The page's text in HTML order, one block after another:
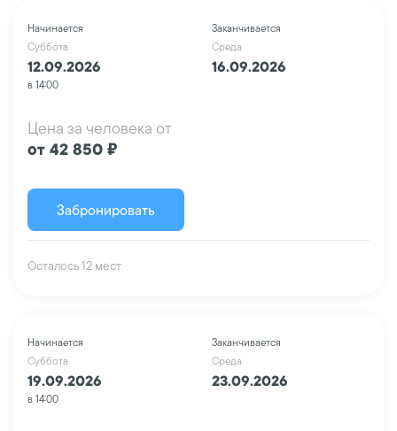
Начинается
Суббота
12.09.2026
в 14:00
Заканчивается
Среда
16.09.2026
Цена за человека от
от 42 850 ₽
Забронировать
Осталось 12 мест
Начинается
Суббота
19.09.2026
в 14:00
Заканчивается
Среда
23.09.2026